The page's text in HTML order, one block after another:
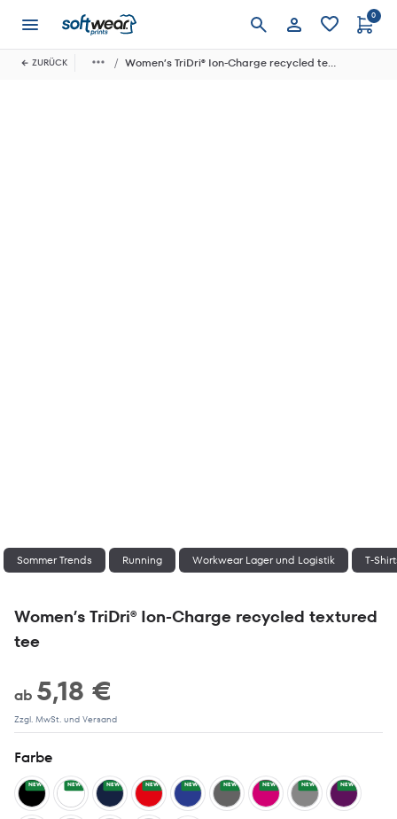
Anmelden
0
ZURÜCK Women’s TriDri® Ion-Charge recycled textured tee
Sommer Trends Running Workwear Lager und Logistik T-
Women’s TriDri® Ion-Charge recycled textured
tee
ab 5,18 €
Zzgl. MwSt. und Versand
Farbe
NEW NEW NEW NEW NEW NEW NEW NEW NEW